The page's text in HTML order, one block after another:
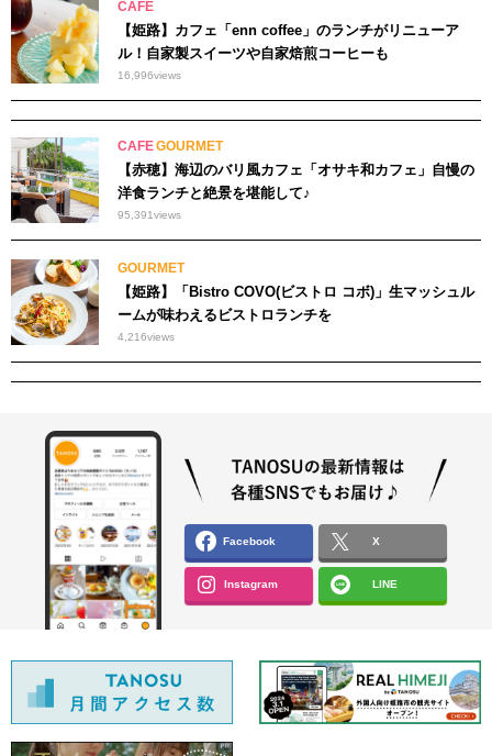
CAFE
【姫路】カフェ「enn coffee」のランチがリニューア
ル！自家製スイーツや自家焙煎コーヒーも
16,996views
CAFEGOURMET
【赤穂】海辺のバリ風カフェ「オサキ和カフェ」自慢の
洋食ランチと絶景を堪能して♪
95,391views
GOURMET
【姫路】「Bistro COVO(ビストロ コボ)」生マッシュル
ームが味わえるビストロランチを
4,216views
Facebook X
Instagram LINE